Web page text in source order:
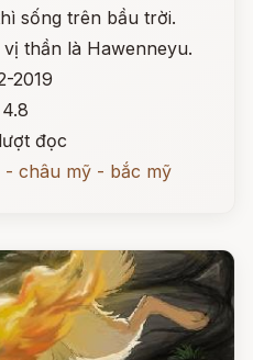
sống trên bầu trời.
thần là Hawenneyu.
2019
4.8
đọc
- châu mỹ - bắc mỹ